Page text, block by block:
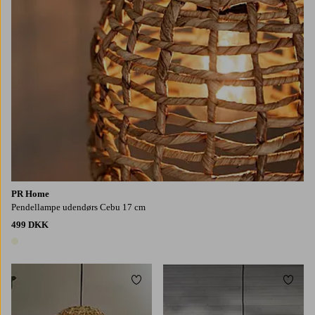
PR Home
Pendellampe udendørs Cebu 17 cm
499 DKK
Tilføj til favoritter